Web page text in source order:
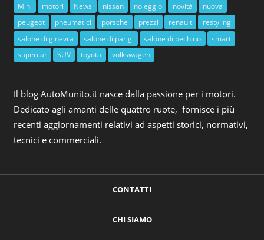
Mini
motori News nissan noleggio novità
nuova
peugeot
pneumatici porsche prezzi renault
restyling
salone di ginevra
salone di parigi salone di pechino
smart
supercar
SUV toyota volkswagen
Il blog AutoMunito.it nasce dalla passione per i motori.
Dedicato agli amanti delle quattro ruote, fornisce i più
recenti aggiornamenti relativi ad aspetti storici, normativi,
tecnici e commerciali.
CONTATTI
CHI SIAMO